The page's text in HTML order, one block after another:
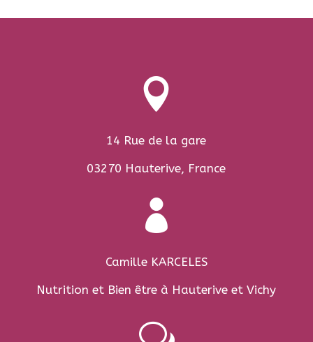

14 Rue de la gare
03270 Hauterive, France

Camille KARCELES
Nutrition et Bien être à Hauterive et Vichy